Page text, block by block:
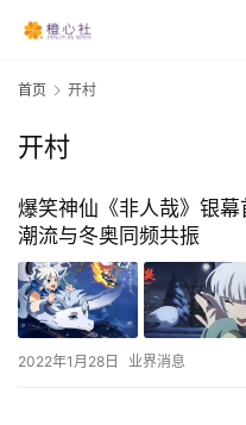
首页 开村
开村
爆笑神仙《非人哉》银
潮流与冬奥同频共振
2022年1月28日 业界消息